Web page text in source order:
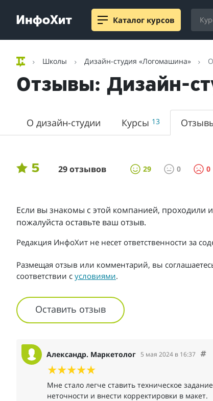
Каталог курсов
Школы Дизайн-студия «Логомашина»
Отзывы: Дизайн-
О дизайн-студии Курсы 13
5 29 отзывов 29 0 0
Если вы знакомы с этой компанией, проходили
пожалуйста оставьте ваш отзыв.
Редакция ИнфоХит не несет ответственности за
Размещая отзыв или комментарий, вы
соответствии с условиями.
Оставить отзыв
Александр. Маркетолог 5 мая 2024 в 16:37
Мне стало легче ставить техническое
неточности и внести корректировки в макет.